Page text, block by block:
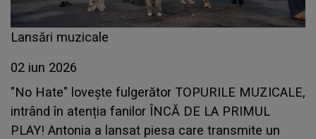
Lansări muzicale
02 iun 2026
"No Hate" lovește fulgerător TOPURILE MUZICALE,
intrând în atenția fanilor ÎNCĂ DE LA PRIMUL
PLAY! Antonia a lansat piesa care transmite un